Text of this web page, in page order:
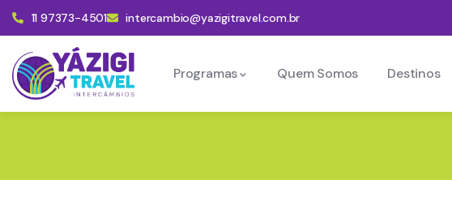
11 97373-4501 intercambio@yazigitravel.com.br
Programas Quem Somos Destinos